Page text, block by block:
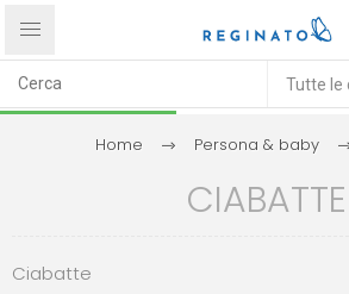
Home Persona & baby
CIABATTE
Ciabatte